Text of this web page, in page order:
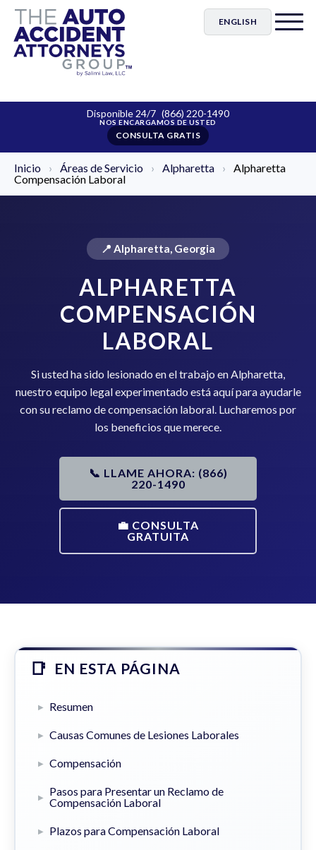
ENGLISH
Disponible 24/7 (866) 220-1490
CONSULTA GRATIS
Inicio › Áreas de Servicio › Alpharetta ›
Alpharetta
Compensación Laboral
📍 Alpharetta, Georgia
ALPHARETTA
COMPENSACIÓN
LABORAL
Si usted ha sido lesionado en el trabajo en Alpharetta,
nuestro equipo legal experimentado está aquí para ayudarle
con su reclamo de compensación laboral. Lucharemos por
los beneficios que merece.
📞 LLAME AHORA: (866)
220-1490
💼 CONSULTA
GRATUITA
EN ESTA PÁGINA
Resumen
Causas Comunes de Lesiones Laborales
Compensación
Pasos para Presentar un Reclamo de
Compensación Laboral
Plazos para Compensación Laboral